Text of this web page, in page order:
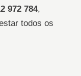
972 784,
todos os